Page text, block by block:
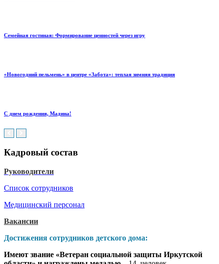
Семейная гостиная: Формирование ценностей через игру
«Новогодний пельмень» в центре «Забота»: теплая зимняя традиция
С днем рождения, Мадина!
Кадровый состав
Руководители
Список сотрудников
Медицинский персонал
Вакансии
Достижения сотрудников детского дома:
Имеют звание «Ветеран социальной защиты Иркутской